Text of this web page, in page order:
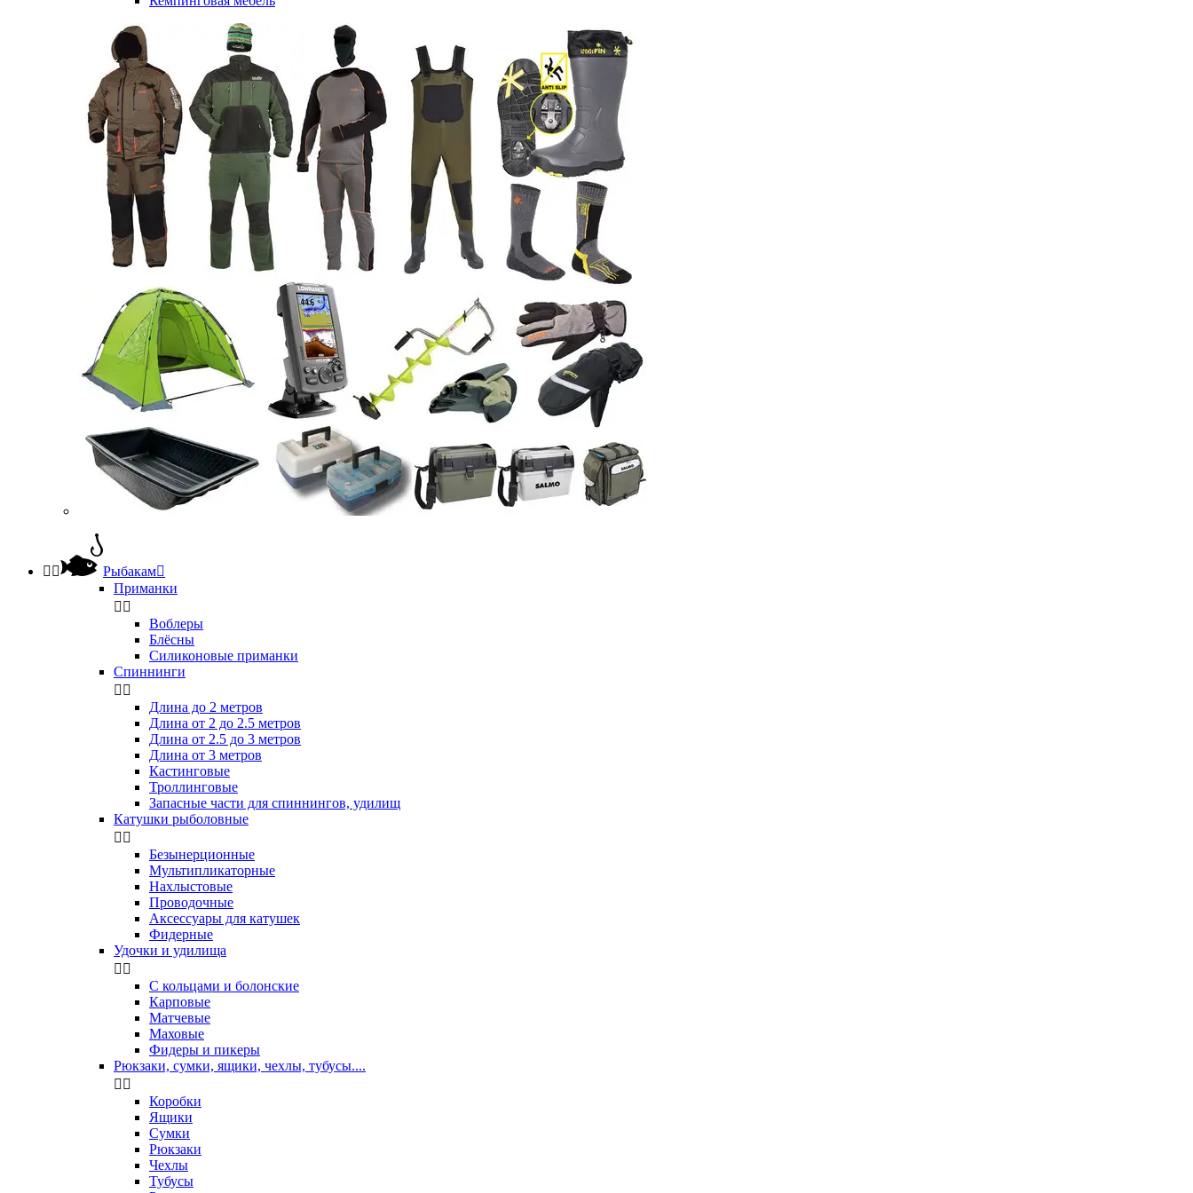
  Рыбакам
Приманки
 
Воблеры
Блёсны
Силиконовые приманки
Спиннинги
 
Длина до 2 метров
Длина от 2 до 2.5 метров
Длина от 2.5 до 3 метров
Длина от 3 метров
Кастинговые
Троллинговые
Запасные части для спиннингов, удилищ
Катушки рыболовные
 
Безынерционные
Мультипликаторные
Нахлыстовые
Проводочные
Аксессуары для катушек
Фидерные
Удочки и удилища
 
С кольцами и болонские
Карповые
Матчевые
Маховые
Фидеры и пикеры
Рюкзаки, сумки, ящики, чехлы, тубусы....
 
Коробки
Ящики
Сумки
Рюкзаки
Чехлы
Тубусы